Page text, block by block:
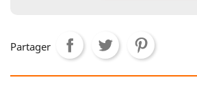
Partager